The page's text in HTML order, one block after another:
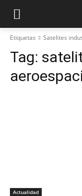
Etiquetas Satelites
Tag:
Actualidad